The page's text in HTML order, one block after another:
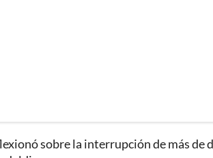
sobre la interrupción de más